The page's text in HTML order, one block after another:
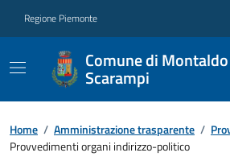
Regione Piemonte
Comune di Montaldo
Scarampi
Home / Amministrazione trasparente /
Provvedimenti organi indirizzo-politico